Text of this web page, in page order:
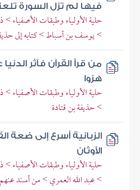
فيها لم تزل السورة
حلية الأولياء وطبقات الأصفياء
> يوسف بن أسباط > كتابه إلى
من قرأ القرآن فآثر
هزوا
حلية الأولياء وطبقات الأصفياء
> حذيفة بن قتادة
الزبانية أسرع إلى ضعة
الأوثان
حلية الأولياء وطبقات الأصفياء
> عبد الله العمري > من أسند